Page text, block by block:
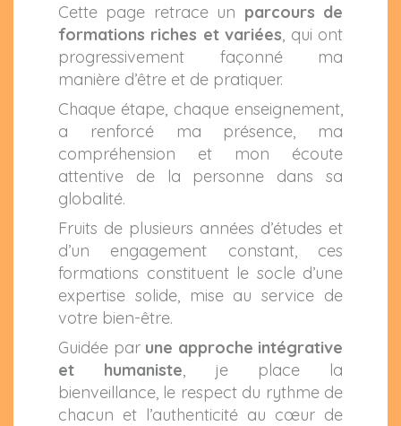
Cette page retrace un parcours de
formations riches et variées, qui ont
progressivement façonné ma
manière d’être et de pratiquer.
Chaque étape, chaque enseignement,
a renforcé ma présence, ma
compréhension et mon écoute
attentive de la personne dans sa
globalité.
Fruits de plusieurs années d’études et
d’un engagement constant, ces
formations constituent le socle d’une
expertise solide, mise au service de
votre bien-être.
Guidée par une approche intégrative
et humaniste, je place la
bienveillance, le respect du rythme de
chacun et l’authenticité au cœur de